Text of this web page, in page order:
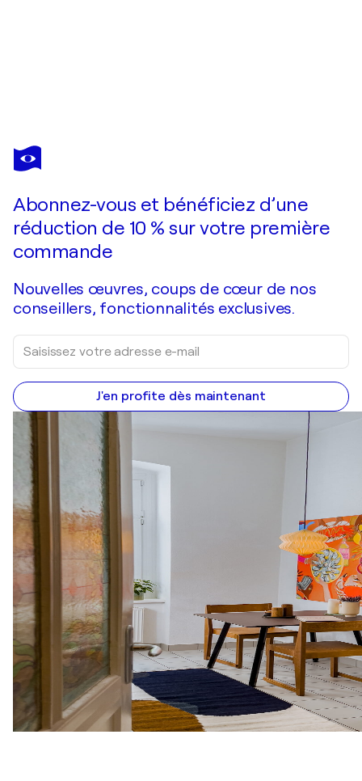
PETER
NOTTROTT
Je passe commande
Abonnez-vous et bénéficiez d’une
réduction de 10 % sur votre première
commande
Nouvelles œuvres, coups de cœur de nos
conseillers, fonctionnalités exclusives.
J'en profite dès maintenant